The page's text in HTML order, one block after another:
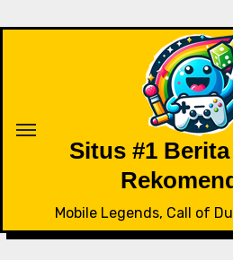
Situs #1
Mobile Legends, Call of